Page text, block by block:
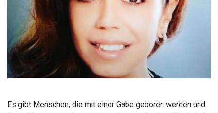
Es gibt Menschen, die mit einer Gabe geboren werden und